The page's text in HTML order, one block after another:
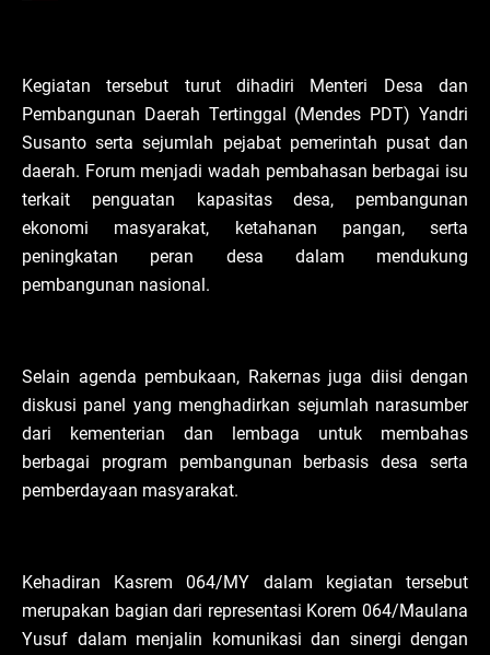
Kegiatan tersebut turut dihadiri Menteri Desa dan
Pembangunan Daerah Tertinggal (Mendes PDT) Yandri
Susanto serta sejumlah pejabat pemerintah pusat dan
daerah. Forum menjadi wadah pembahasan berbagai isu
terkait penguatan kapasitas desa, pembangunan
ekonomi masyarakat, ketahanan pangan, serta
peningkatan peran desa dalam mendukung
pembangunan nasional.
Selain agenda pembukaan, Rakernas juga diisi dengan
diskusi panel yang menghadirkan sejumlah narasumber
dari kementerian dan lembaga untuk membahas
berbagai program pembangunan berbasis desa serta
pemberdayaan masyarakat.
Kehadiran Kasrem 064/MY dalam kegiatan tersebut
merupakan bagian dari representasi Korem 064/Maulana
Yusuf dalam menjalin komunikasi dan sinergi dengan